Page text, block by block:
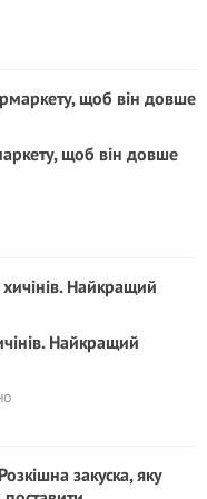
щоб він довше
Найкращий